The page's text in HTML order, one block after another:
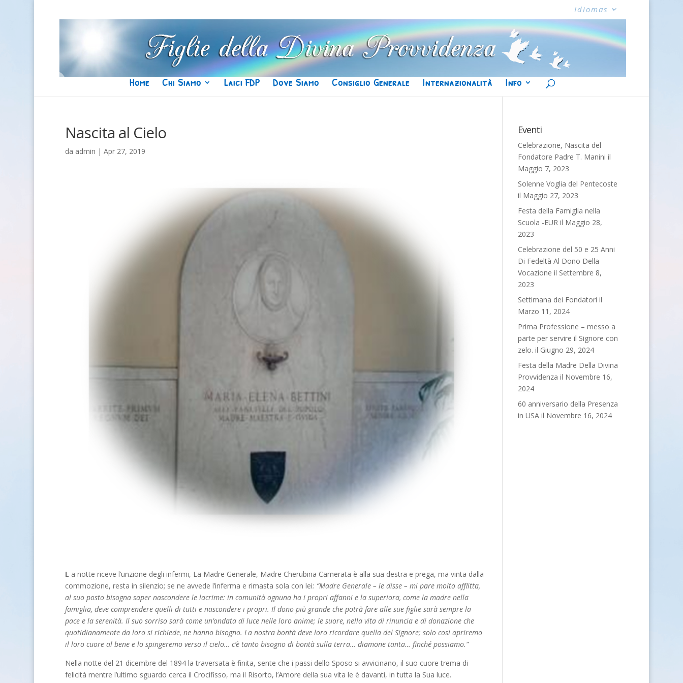
Idiomas
Home Chi Siamo Laici FDP Dove Siamo Consiglio Generale Internazionalità Info
Nascita al Cielo
da admin | Apr 27, 2019
L a notte riceve l’unzione degli infermi, La Madre Generale, Madre Cherubina Camerata è alla sua destra e prega, ma vinta dalla
commozione, resta in silenzio; se ne avvede l’inferma e rimasta sola con lei: “Madre Generale – le disse – mi pare molto afflitta,
al suo posto bisogna saper nascondere le lacrime: in comunità ognuna ha i propri affanni e la superiora, come la madre nella
famiglia, deve comprendere quelli di tutti e nascondere i propri. Il dono più grande che potrà fare alle sue figlie sarà sempre la
pace e la serenità. Il suo sorriso sarà come un’ondata di luce nelle loro anime; le suore, nella vita di rinuncia e di donazione che
quotidianamente da loro si richiede, ne hanno bisogno. La nostra bontà deve loro ricordare quella del Signore; solo cosi apriremo
il loro cuore al bene e lo spingeremo verso il cielo… c’è tanto bisogno di bontà sulla terra… diamone tanta… finché possiamo.”
Nella notte del 21 dicembre del 1894 la traversata è finita, sente che i passi dello Sposo si avvicinano, il suo cuore trema di
felicità mentre l’ultimo sguardo cerca il Crocifisso, ma il Risorto, l’Amore della sua vita le è davanti, in tutta la Sua luce.
Eventi
Celebrazione, Nascita del
Fondatore Padre T. Manini il
Maggio 7, 2023
Solenne Voglia del Pentecoste
il Maggio 27, 2023
Festa della Famiglia nella
Scuola -EUR il Maggio 28,
2023
Celebrazione del 50 e 25 Anni
Di Fedeltà Al Dono Della
Vocazione il Settembre 8,
2023
Settimana dei Fondatori il
Marzo 11, 2024
Prima Professione – messo a
parte per servire il Signore con
zelo. il Giugno 29, 2024
Festa della Madre Della Divina
Provvidenza il Novembre 16,
2024
60 anniversario della Presenza
in USA il Novembre 16, 2024